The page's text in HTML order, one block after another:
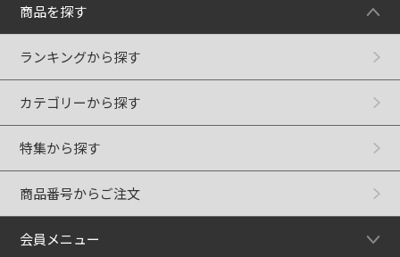
商品を探す
ランキングから探す
カテゴリーから探す
特集から探す
商品番号からご注文
会員メニュー